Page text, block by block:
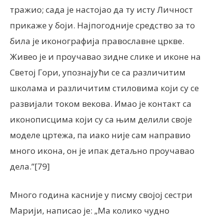
тражио; сада је настојао да ту исту Личност
прикаже у боји. Најпогодније средство за то
била је иконографија православне цркве.
Живео је и проучавао зидне слике и иконе на
Светој Гори, упознајући се са различитим
школама и различитим стиловима који су се
развијали током векова. Имао је контакт са
иконописцима који су са њим делили своје
моделе цртежа, па иако није сам направио
много икона, он је ипак детаљно проучавао
дела.”[79]
Много година касније у писму својој сестри
Марији, написао је: „Ма колико чудно